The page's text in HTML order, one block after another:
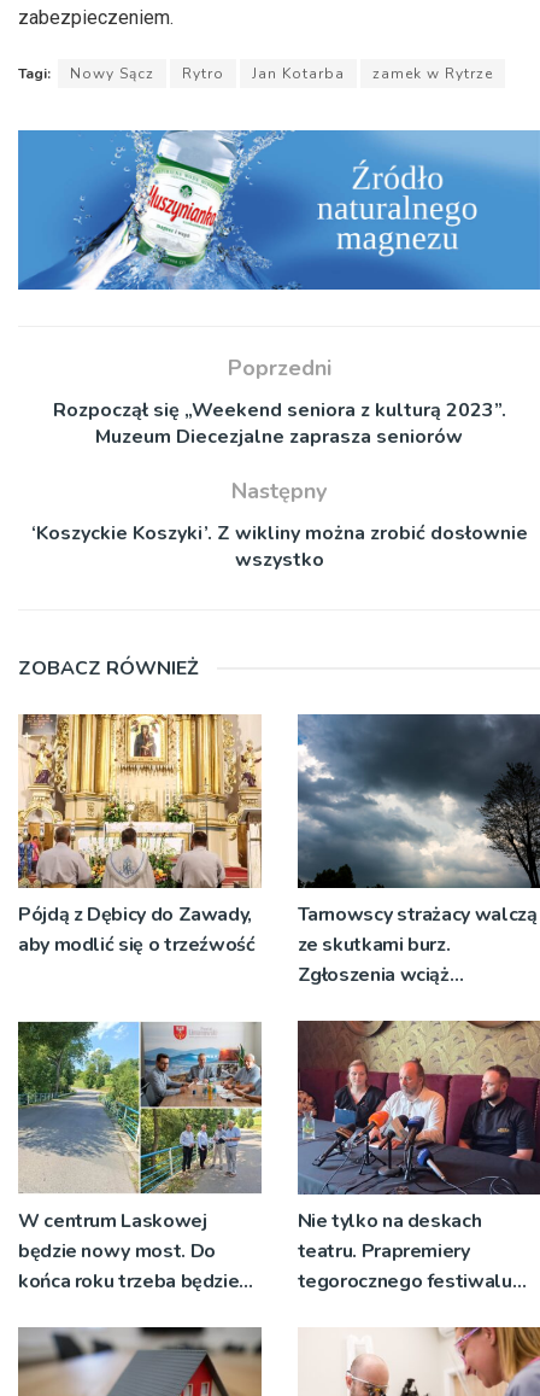
zabezpieczeniem.
Tagi: Nowy Sącz Rytro Jan Kotarba zamek w Rytrze
Poprzedni
Rozpoczął się „Weekend seniora z kulturą 2023”.
Muzeum Diecezjalne zaprasza seniorów
Następny
‘Koszyckie Koszyki’. Z wikliny można zrobić dosłownie
wszystko
ZOBACZ RÓWNIEŻ
Pójdą z Dębicy do Zawady,
aby modlić się o trzeźwość
Tarnowscy strażacy walczą
ze skutkami burz.
Zgłoszenia wciąż
W centrum Laskowej
będzie nowy most. Do
końca roku trzeba będzie
Nie tylko na deskach
teatru. Prapremiery
tegorocznego festiwalu
niecodziennych
okolicznościach